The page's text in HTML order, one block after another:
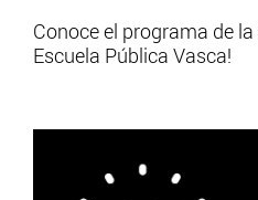
Conoce el programa de
Escuela Pública Vasca!